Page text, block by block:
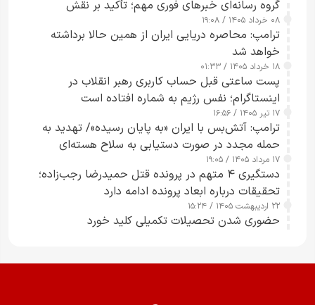
گروه رسانه‌ای خبرهای فوری مهم؛ تأکید بر نقش
رسانه‌های هوشمند و مسئول در ارتقای آگاهی عمومی
۰۸ خرداد ۱۴۰۵ / ۱۹:۰۸
ترامپ: محاصره دریایی ایران از همین حالا برداشته
خواهد شد
۱۸ خرداد ۱۴۰۵ / ۰۱:۳۳
پست ساعتی قبل حساب کاربری رهبر انقلاب در
اینستاگرام؛ نفس رژیم به شماره افتاده است​
۱۷ تیر ۱۴۰۵ / ۱۶:۵۶
ترامپ: آتش‌بس با ایران «به پایان رسیده»/ تهدید به
حمله مجدد در صورت دستیابی به سلاح هسته‌ای
۱۷ مرداد ۱۴۰۵ / ۱۹:۰۵
دستگیری ۴ متهم در پرونده قتل حمیدرضا رجب‌زاده؛
تحقیقات درباره ابعاد پرونده ادامه دارد
۲۲ اردیبهشت ۱۴۰۵ / ۱۵:۲۴
حضوری شدن تحصیلات تکمیلی کلید خورد